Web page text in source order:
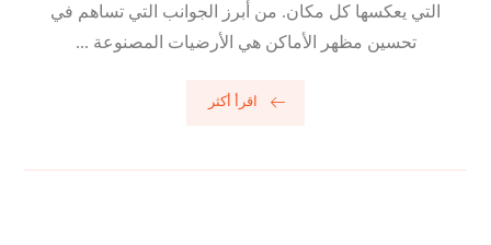
التي يعكسها كل مكان. من أبرز الجوانب التي تساهم في
تحسين مظهر الأماكن هي الأرضيات المصنوعة ...
اقرأ أكثر